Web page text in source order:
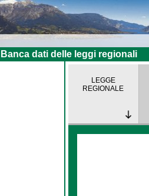
Banca dati delle leggi regionali
LEGGE
REGIONALE